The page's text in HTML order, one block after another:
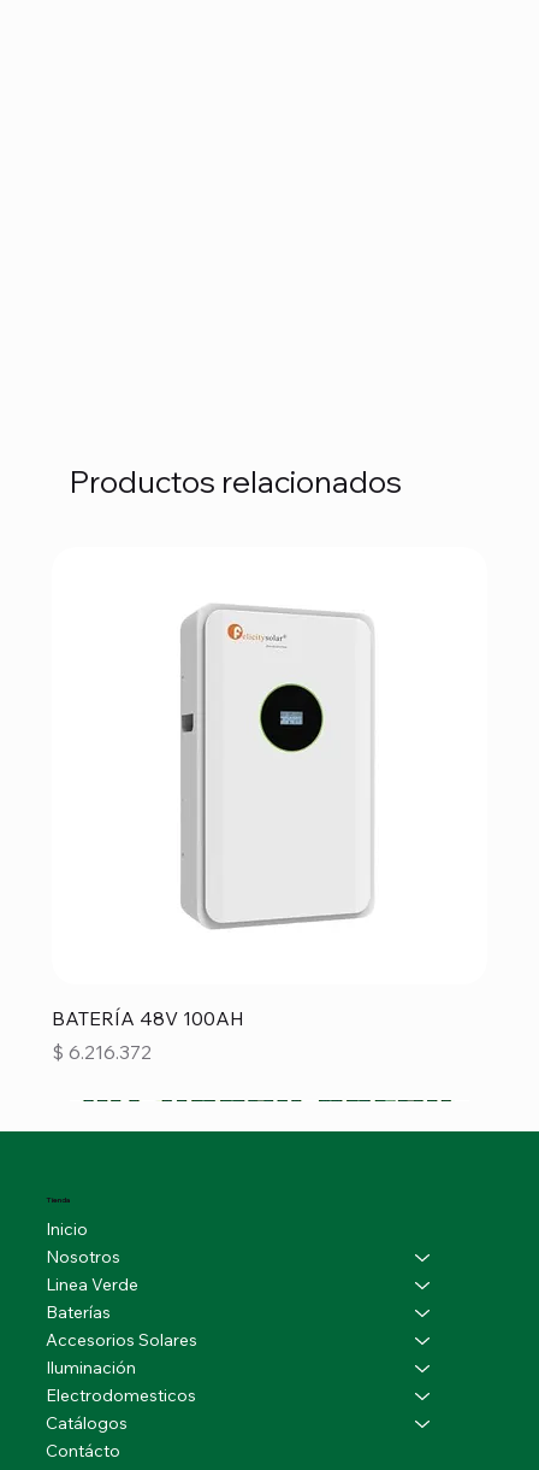
Productos relacionados
BATERÍA 48V 100AH
Precio
$ 6.216.372
Tienda
Inicio
Nosotros
Linea Verde
Baterías
Accesorios Solares
Iluminación
Electrodomesticos
Catálogos
Contácto